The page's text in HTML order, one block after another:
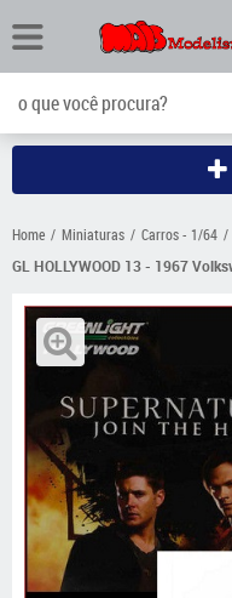
Home Miniaturas
Carros - 1/64
GL HOLLYWOOD 13 - 1967